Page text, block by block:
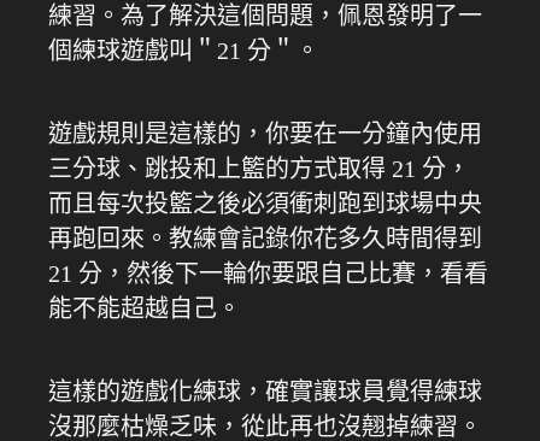
練習。為了解決這個問題，佩恩發明了一
個練球遊戲叫＂21 分＂。
遊戲規則是這樣的，你要在一分鐘內使用
三分球、跳投和上籃的方式取得 21 分，
而且每次投籃之後必須衝刺跑到球場中央
再跑回來。教練會記錄你花多久時間得到
21 分，然後下一輪你要跟自己比賽，看看
能不能超越自己。
這樣的遊戲化練球，確實讓球員覺得練球
沒那麼枯燥乏味，從此再也沒翹掉練習。